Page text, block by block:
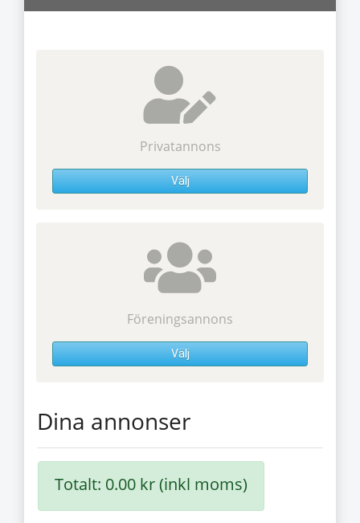
Privatannons
Välj
Föreningsannons
Välj
Dina annonser
Totalt: 0.00 kr (inkl moms)